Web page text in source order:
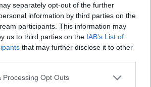
separately opt-out of the further
information by third parties on the
participants. This information may
us to third parties on the IAB’s List of
that may further disclose it to other
website/app uses one or more Google
Processing Opt Outs